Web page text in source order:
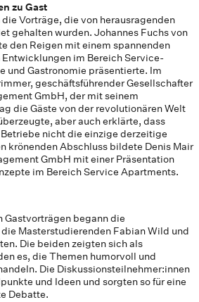
zu Gast
Vorträge, die von herausragenden
gehalten wurden. Johannes Fuchs von
den Reigen mit einem spannenden
im Bereich Service-
und Gastronomie präsentierte. Im
geschäftsführender Gesellschafter
GmbH, der mit seinem
die Gäste von der revolutionären Welt
aber auch erklärte, dass
nicht die einzige derzeitige
krönenden Abschluss bildete Denis Mair
GmbH mit einer Präsentation
im Bereich Service Apartments.
Gastvorträgen begann die
Masterstudierenden Fabian Wild und
Die beiden zeigten sich als
es, die Themen humorvoll und
Die Diskussionsteilnehmer:innen
und Ideen und sorgten so für eine
Debatte.